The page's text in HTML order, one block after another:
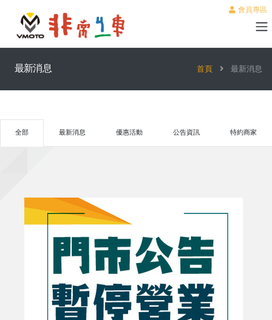
會員專區
最新消息 首頁 最新消息
全部 最新消息 優惠活動 公告資訊 特約商家